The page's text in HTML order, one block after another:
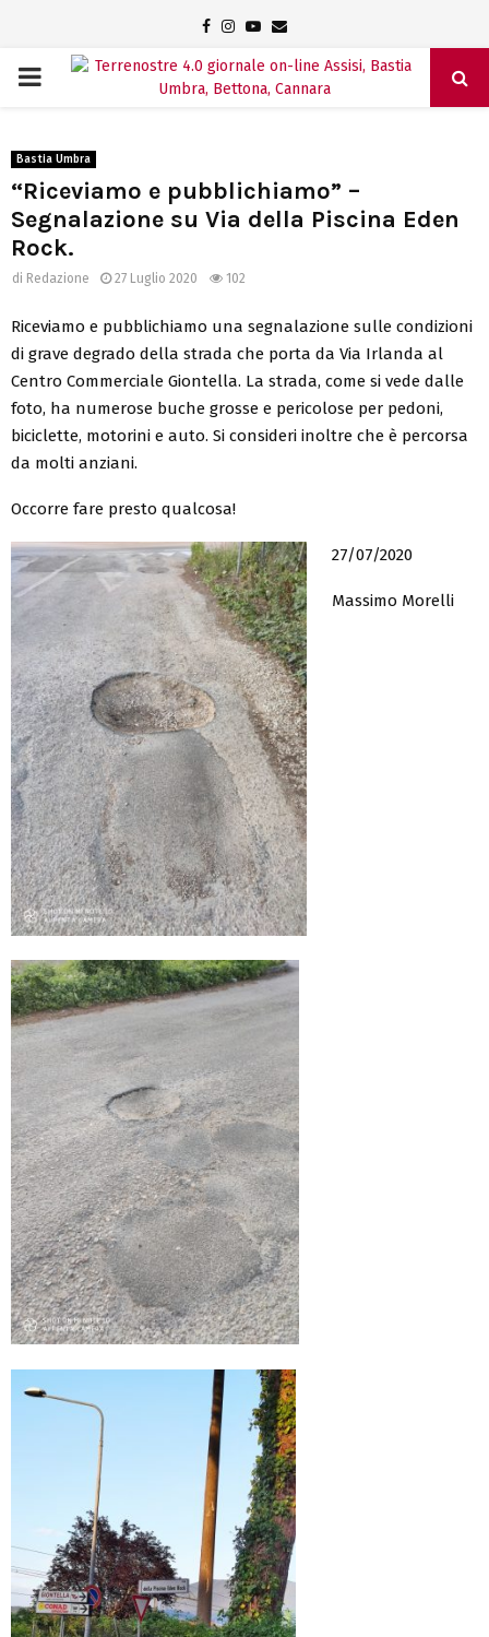
Facebook
Instagram
Youtube
Email
PRIMARY
Bastia Umbra
“Riceviamo e pubblichiamo” –
Segnalazione su Via della Piscina Eden
Rock.
di Redazione 27 Luglio 2020 102
Riceviamo e pubblichiamo una segnalazione sulle condizioni
di grave degrado della strada che porta da Via Irlanda al
Centro Commerciale Giontella. La strada, come si vede dalle
foto, ha numerose buche grosse e pericolose per pedoni,
biciclette, motorini e auto. Si consideri inoltre che è percorsa
da molti anziani.
Occorre fare presto qualcosa!
27/07/2020
Massimo Morelli